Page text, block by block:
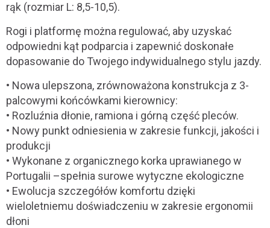
rąk (rozmiar L: 8,5-10,5).
Rogi i platformę można regulować, aby uzyskać
odpowiedni kąt podparcia i zapewnić doskonałe
dopasowanie do Twojego indywidualnego stylu jazdy.
• Nowa ulepszona, zrównoważona konstrukcja z 3-
palcowymi końcówkami kierownicy:
• Rozluźnia dłonie, ramiona i górną część pleców.
• Nowy punkt odniesienia w zakresie funkcji, jakości i
produkcji
• Wykonane z organicznego korka uprawianego w
Portugalii –spełnia surowe wytyczne ekologiczne
• Ewolucja szczegółów komfortu dzięki
wieloletniemu doświadczeniu w zakresie ergonomii
dłoni